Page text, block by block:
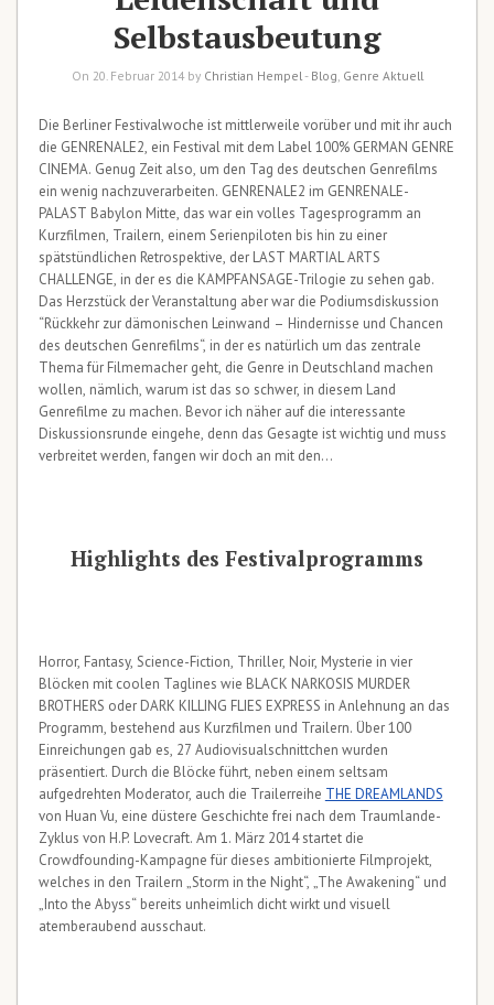
Selbstausbeutung
On 20. Februar 2014 by Christian Hempel - Blog Genre Aktuell
Die Berliner Festivalwoche ist mittlerweile vorüber und mit ihr auch
die GENRENALE2, ein Festival mit dem Label 100% GERMAN GENRE
CINEMA. Genug Zeit also, um den Tag des deutschen Genrefilms
ein wenig nachzuverarbeiten. GENRENALE2 im GENRENALE-
PALAST Babylon Mitte, das war ein volles Tagesprogramm an
Kurzfilmen, Trailern, einem Serienpiloten bis hin zu einer
spätstündlichen Retrospektive, der LAST MARTIAL ARTS
CHALLENGE, in der es die KAMPFANSAGE-Trilogie zu sehen gab.
Das Herzstück der Veranstaltung aber war die Podiumsdiskussion
“Rückkehr zur dämonischen Leinwand – Hindernisse und Chancen
des deutschen Genrefilms“, in der es natürlich um das zentrale
Thema für Filmemacher geht, die Genre in Deutschland machen
wollen, nämlich, warum ist das so schwer, in diesem Land
Genrefilme zu machen. Bevor ich näher auf die interessante
Diskussionsrunde eingehe, denn das Gesagte ist wichtig und muss
verbreitet werden, fangen wir doch an mit den…
Highlights des Festivalprogramms
Horror, Fantasy, Science-Fiction, Thriller, Noir, Mysterie in vier
Blöcken mit coolen Taglines wie BLACK NARKOSIS MURDER
BROTHERS oder DARK KILLING FLIES EXPRESS in Anlehnung an das
Programm, bestehend aus Kurzfilmen und Trailern. Über 100
Einreichungen gab es, 27 Audiovisualschnittchen wurden
präsentiert. Durch die Blöcke führt, neben einem seltsam
aufgedrehten Moderator, auch die Trailerreihe THE DREAMLANDS
von Huan Vu, eine düstere Geschichte frei nach dem Traumlande-
Zyklus von H.P. Lovecraft. Am 1. März 2014 startet die
Crowdfounding-Kampagne für dieses ambitionierte Filmprojekt,
welches in den Trailern „Storm in the Night“, „The Awakening“ und
„Into the Abyss“ bereits unheimlich dicht wirkt und visuell
atemberaubend ausschaut.